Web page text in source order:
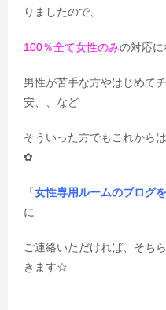
りましたので、
100％全て女性のみの対応
男性が苦手な方やはじめて
安、、など
そういった方でもこれから
✿
「 女性専用ルームのブログ
に
ご連絡いただければ、そち
きます☆